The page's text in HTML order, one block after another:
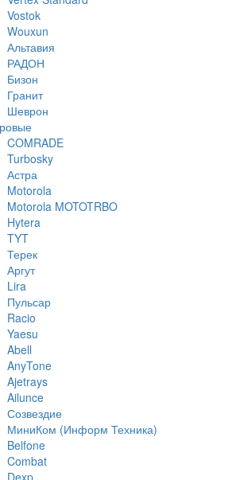
Vostok
Wouxun
Альтавия
РАДОН
Бизон
Гранит
Шеврон
COMRADE
Turbosky
Астра
Motorola
Motorola MOTOTRBO
Hytera
TYT
Терек
Аргут
Lira
Пульсар
Racio
Yaesu
Abell
AnyTone
Ajetrays
Ailunce
Созвездие
МиниКом (Информ Техника)
Belfone
Combat
Dexp